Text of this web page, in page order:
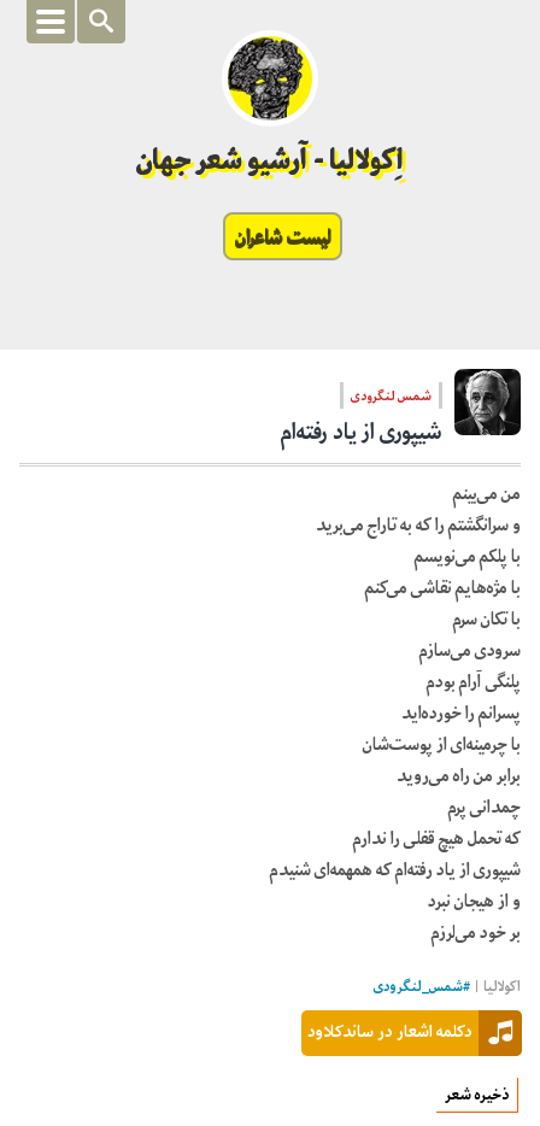
اِکولالیا - آرشیو شعر جهان
لیست شاعران
شمس لنگرودی
شیپوری از یاد رفته‌ام
من می‌بینم
و سرانگشتم را که به تاراج می‌برید
با پلکم می‌نویسم
با مژه‌هایم نقاشی می‌کنم
با تکان سرم
سرودی می‌سازم
پلنگی آرام بودم
پسرانم را خورده‌اید
با چرمینه‌ای از پوست‌شان
برابر من راه می‌روید
چمدانی پرم
که تحمل هیچ قفلی را ندارم
شیپوری از یاد رفته‌ام که همهمه‌ای ‌شنیدم
و از هیجان نبرد
بر خود می‌لرزم
اکولالیا | #شمس_لنگرودی
دکلمه اشعار در ساندکلاود
ذخیره شعر